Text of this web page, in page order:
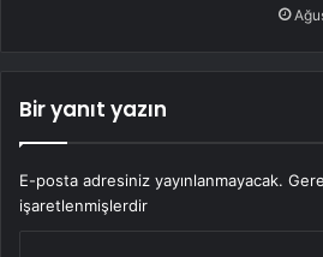
Bir yanıt yazın
E-posta adresiniz yayınlanmayacak.
işaretlenmişlerdir